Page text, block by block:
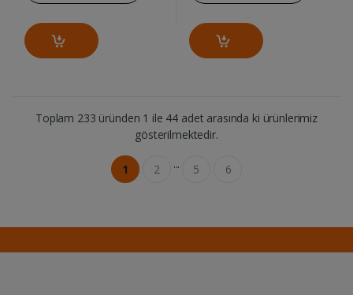
Toplam 233 üründen 1 ile 44 adet arasında ki ürünlerimiz
gösterilmektedir.
1 2 ... 5 6